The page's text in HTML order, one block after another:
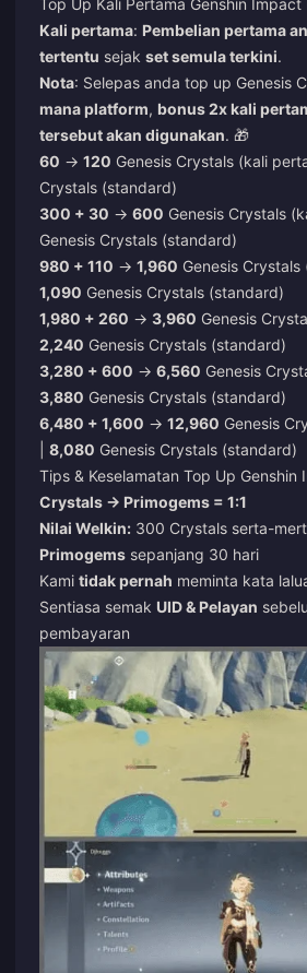
Kali pertama: Pembelian pertama
tertentu sejak set semula terkini.
Nota: Selepas anda top up Genesis
mana platform, bonus 2x kali
tersebut akan digunakan. 🎁
60 → 120 Genesis Crystals (kali
Crystals (standard)
300 + 30 → 600 Genesis Crystals
Genesis Crystals (standard)
980 + 110 → 1,960 Genesis Crystals
1,090 Genesis Crystals (standard)
1,980 + 260 → 3,960 Genesis
2,240 Genesis Crystals (standard)
3,280 + 600 → 6,560 Genesis
3,880 Genesis Crystals (standard)
6,480 + 1,600 → 12,960 Genesis
8,080 Genesis Crystals (standard)
Tips & Keselamatan Top Up Genshin
Crystals → Primogems = 1:1
Nilai Welkin: 300 Crystals serta-
Primogems sepanjang 30 hari
Kami tidak pernah meminta kata
Sentiasa semak UID & Pelayan
pembayaran